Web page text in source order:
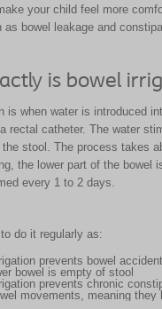
your child feel more
as bowel leakage and
is bowel
is when water is introduced
rectal catheter. The water
stool. The process takes
the lower part of the bowel
every 1 to 2 days.
do it regularly as:
prevents bowel
bowel is empty of stool
prevents chronic
movements, meaning they